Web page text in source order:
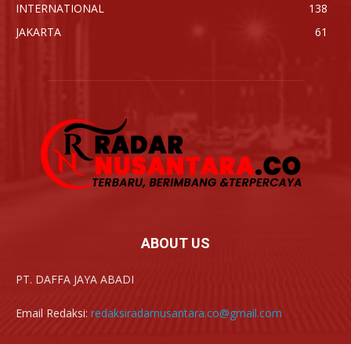
INTERNATIONAL
138
JAKARTA
61
ABOUT US
PT. DAFFA JAYA ABADI
Email Redaksi: redaksiradarnusantara.co@gmail.com